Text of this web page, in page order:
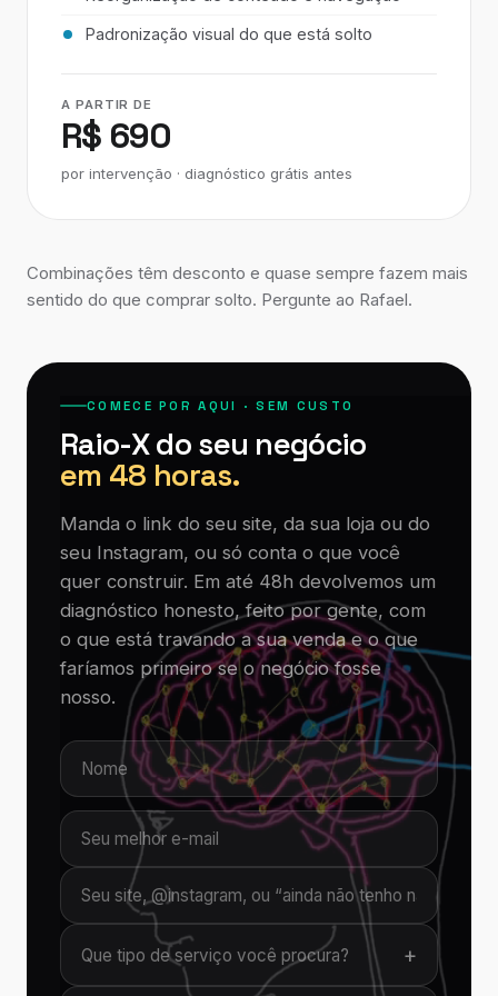
Padronização visual do que está solto
A PARTIR DE
R$ 690
por intervenção · diagnóstico grátis antes
Combinações têm desconto e quase sempre fazem mais
sentido do que comprar solto. Pergunte ao Rafael.
COMECE POR AQUI · SEM CUSTO
Raio-X do seu negócio
em 48 horas.
Manda o link do seu site, da sua loja ou do
seu Instagram, ou só conta o que você
quer construir. Em até 48h devolvemos um
diagnóstico honesto, feito por gente, com
o que está travando a sua venda e o que
faríamos primeiro se o negócio fosse
nosso.
Que tipo de serviço você procura? +